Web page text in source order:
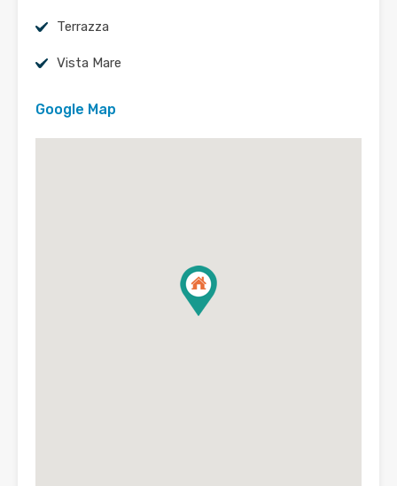
Terrazza
Vista Mare
Google Map